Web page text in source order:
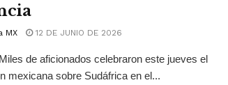
MX 12 DE JUNIO DE 2026
de aficionados celebraron este jueves el
mexicana sobre Sudáfrica en el...